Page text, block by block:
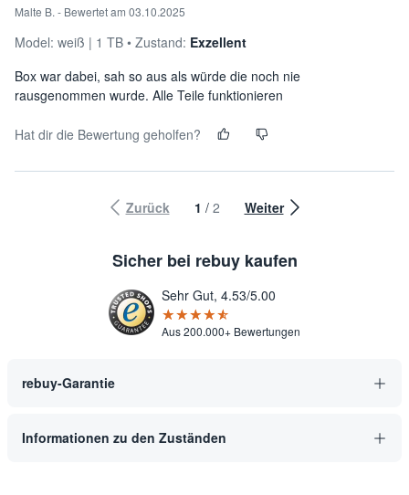
Malte B. - Bewertet am 03.10.2025
Model: weiß 1 TB Zustand: Exzellent
Box war dabei, sah so aus als würde die noch nie
rausgenommen wurde. Alle Teile funktionieren
Hat dir die Bewertung geholfen?
Zurück 1 / 2 Weiter
Sicher bei rebuy kaufen
Sehr Gut, 4.53/5.00
★★★★★
☆☆☆☆☆
Aus 200.000+ Bewertungen
rebuy-Garantie
Informationen zu den Zuständen